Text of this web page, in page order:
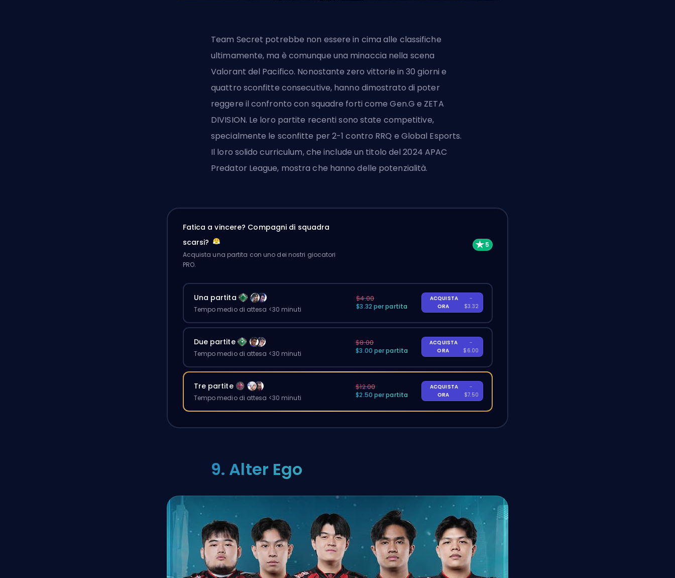
Team Secret potrebbe non essere in cima alle classifiche
ultimamente, ma è comunque una minaccia nella scena
Valorant del Pacifico. Nonostante zero vittorie in 30 giorni e
quattro sconfitte consecutive, hanno dimostrato di poter
reggere il confronto con squadre forti come Gen.G e ZETA
DIVISION. Le loro partite recenti sono state competitive,
specialmente le sconfitte per 2-1 contro RRQ e Global Esports.
Il loro solido curriculum, che include un titolo del 2024 APAC
Predator League, mostra che hanno delle potenzialità.
Fatica a vincere? Compagni di squadra
scarsi?
Acquista una partita con uno dei nostri giocatori
PRO.
Una partita
Tempo medio di attesa <30 minuti
$4.00
$3.32 per partita
ACQUISTA
ORA
-
$3.32
Due partite
Tempo medio di attesa <30 minuti
$8.00
$3.00 per partita
ACQUISTA
ORA
-
$6.00
Tre partite
Tempo medio di attesa <30 minuti
$12.00
$2.50 per partita
ACQUISTA
ORA
-
$7.50
9. Alter Ego